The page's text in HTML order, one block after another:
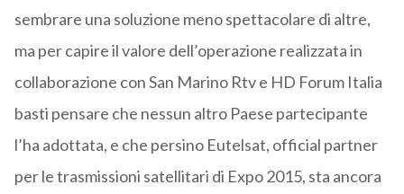
sembrare una soluzione meno spettacolare di altre,
ma per capire il valore dell’operazione realizzata in
collaborazione con San Marino Rtv e HD Forum Italia
basti pensare che nessun altro Paese partecipante
l’ha adottata, e che persino Eutelsat, official partner
per le trasmissioni satellitari di Expo 2015, sta ancora